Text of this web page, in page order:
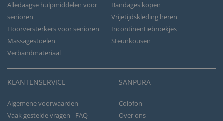
Alledaagse hulpmiddelen voor
senioren
Bandages kopen
Vrijetijdskleding heren
Hoorversterkers voor senioren
Incontinentiebroekjes
Massagestoelen
Steunkousen
Verbandmateriaal
KLANTENSERVICE
Algemene voorwaarden
Vaak gestelde vragen - FAQ
SANPURA
Colofon
Over ons